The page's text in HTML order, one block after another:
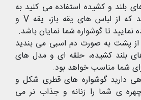
بلند و کشیده استفاده می کنید به
یاد داشته باشید که از لباس های یقه باز، یقه V و
نمایید تا گوشواره شما نمایان باشد.
از پشت به صورت دم اسبی می بندید
بلند کشیده، حلقه ای و مدل های
شما مناسب خواهد بود.
دارید گوشواره های قطری شکل و
ی شما را زنانه و جذاب نر می